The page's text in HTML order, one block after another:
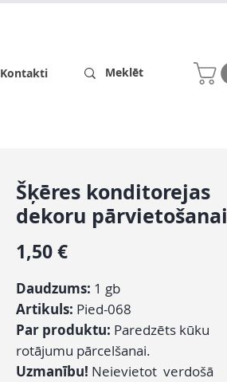
Kontakti
Šķēres konditorejas
dekoru pārvietošanai
1,50 €Cena
Daudzums: 1 gb
Artikuls: Pied-068
Par produktu: Paredzēts kūku
rotājumu pārcelšanai.
Uzmanību! Neievietot verdošā